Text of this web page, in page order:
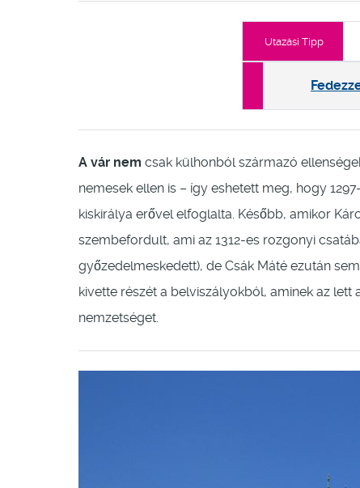
Utazási Tipp
A vár nem csak külhonból származó
nemesek ellen is – így eshetett meg, hogy
kiskirálya erővel elfoglalta. Később, amikor
szembefordult, ami az 1312-es rozgonyi
győzedelmeskedett), de Csák Máté ezután
kivette részét a belviszályokból, aminek az
nemzetséget.